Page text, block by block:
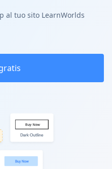
al tuo sito LearnWorlds